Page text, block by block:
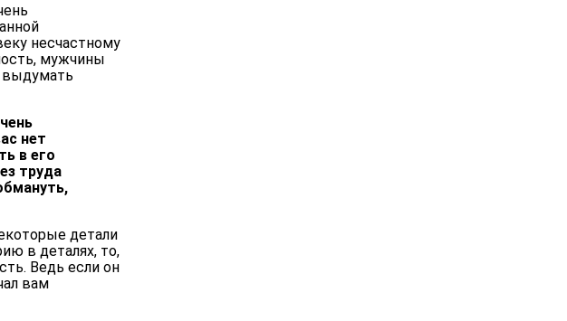
несчастному
мужчины
выдумать
нет
в его
труда
детали
в деталях, то,
Ведь если он
вам